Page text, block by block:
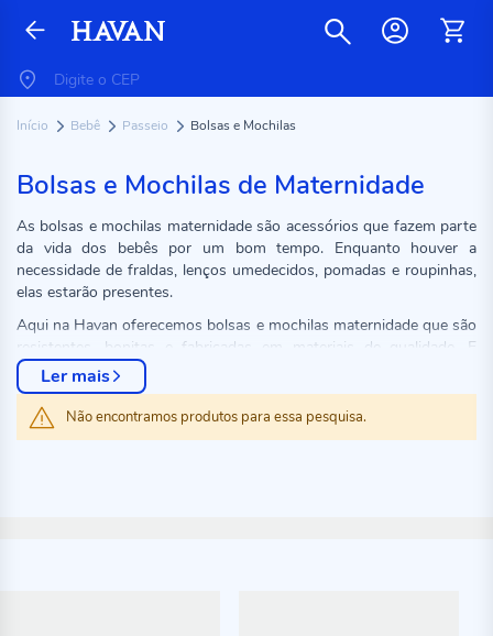
Início Bebê Passeio Bolsas e Mochilas
Bolsas e Mochilas de Maternidade
As bolsas e mochilas maternidade são acessórios que fazem parte
da vida dos bebês por um bom tempo. Enquanto houver a
necessidade de fraldas, lenços umedecidos, pomadas e roupinhas,
elas estarão presentes.
Aqui na Havan oferecemos bolsas e mochilas maternidade que são
resistentes, bonitas e fabricadas em materiais de qualidade. E
nossos clientes contam sempre com preços baixos e pagamento
facilitado.
Escolha a sua e garanta agora mesmo a melhor compra.
Ler mais
Não encontramos produtos para essa pesquisa.